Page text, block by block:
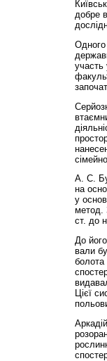
добре
Одного
участь
А. С.
на
у
метод.
ст. до
До
вали
болота
Цієї